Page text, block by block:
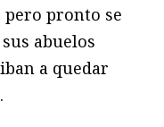
pronto se
abuelos
a quedar